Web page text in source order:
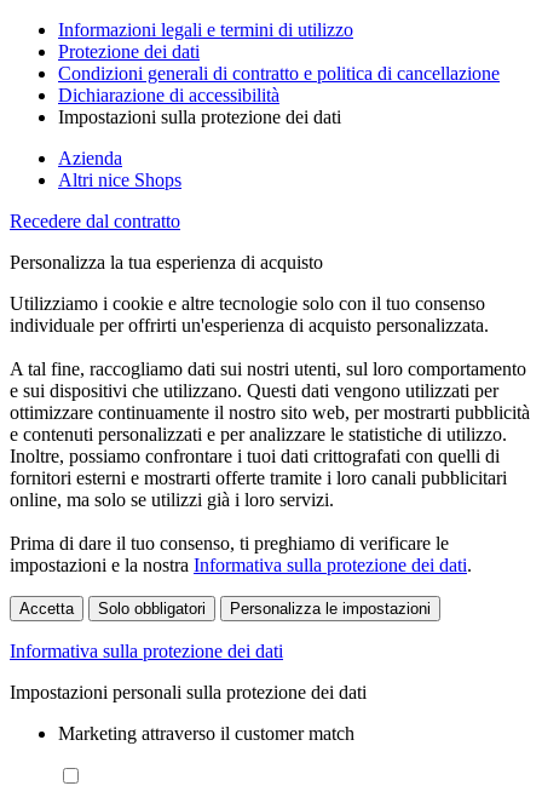
Informazioni legali e termini di utilizzo
Protezione dei dati
Condizioni generali di contratto e politica di cancellazione
Dichiarazione di accessibilità
Impostazioni sulla protezione dei dati
Azienda
Altri nice Shops
Recedere dal contratto
Personalizza la tua esperienza di acquisto
Utilizziamo i cookie e altre tecnologie solo con il tuo consenso
individuale per offrirti un'esperienza di acquisto personalizzata.
A tal fine, raccogliamo dati sui nostri utenti, sul loro comportamento
e sui dispositivi che utilizzano. Questi dati vengono utilizzati per
ottimizzare continuamente il nostro sito web, per mostrarti pubblicità
e contenuti personalizzati e per analizzare le statistiche di utilizzo.
Inoltre, possiamo confrontare i tuoi dati crittografati con quelli di
fornitori esterni e mostrarti offerte tramite i loro canali pubblicitari
online, ma solo se utilizzi già i loro servizi.
Prima di dare il tuo consenso, ti preghiamo di verificare le
impostazioni e la nostra Informativa sulla protezione dei dati.
Accetta Solo obbligatori Personalizza le impostazioni
Informativa sulla protezione dei dati
Impostazioni personali sulla protezione dei dati
Marketing attraverso il customer match